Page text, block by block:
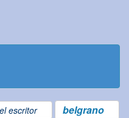
escritor belgrano